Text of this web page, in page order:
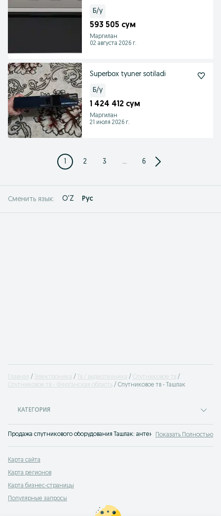
Б/у
593 505 сум
Маргилан
02 августа 2026 г.
Superbox tyuner sotiladi
Б/у
1 424 412 сум
Маргилан
21 июля 2026 г.
1 2 3 ... 6
Сменить язык: O'Z Рус
Главная Электроника Тв / видеотехника
Спутниковое тв
Спутниковое тв - Ферганская область
Спутниковое тв - Ташлак
КАТЕГОРИЯ
Продажа спутникового оборудования Ташлак: антенны, конвертера,
Показать Полностью
Карта сайта
Карта регионов
Карта бизнес-страницы
Популярные запросы